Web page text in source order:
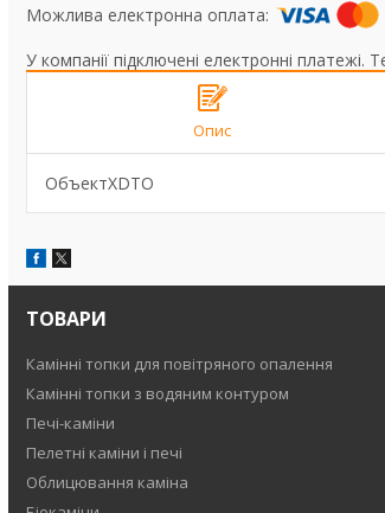
У компанії підключені електронні
Опис
ОбъектXDTO
ТОВАРИ
Камінні топки для повітряного опалення
Камінні топки з водяним контуром
Печі-каміни
Пелетні каміни і печі
Облицювання каміна